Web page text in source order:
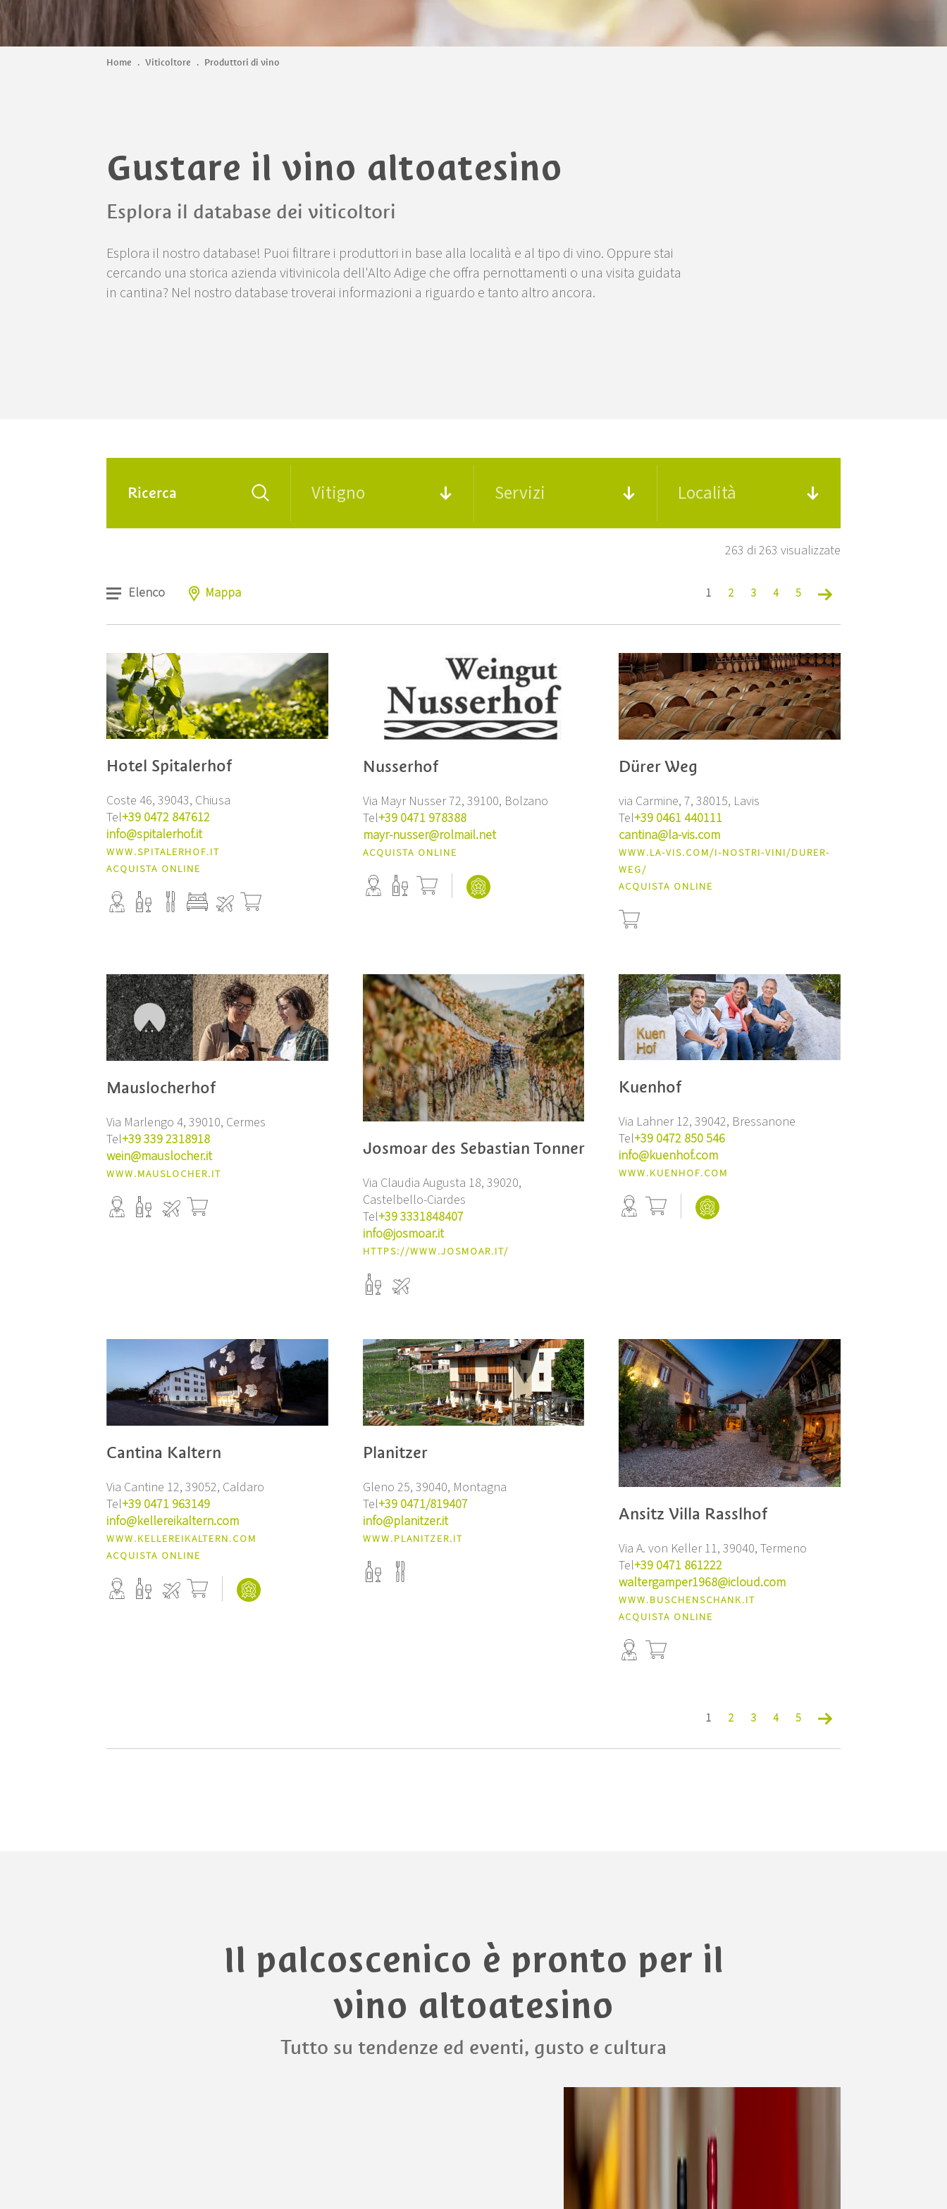
Home . Viticoltore . Produttori di vino
Gustare il vino altoatesino
Esplora il database dei viticoltori
Esplora il nostro database! Puoi filtrare i produttori in base alla località e al tipo di vino. Oppure stai
cercando una storica azienda vitivinicola dell'Alto Adige che offra pernottamenti o una visita guidata
in cantina? Nel nostro database troverai informazioni a riguardo e tanto altro ancora.
Vitigno Servizi Località
263 di 263 visualizzate
Elenco Mappa 1 2 3 4 5
Hotel Spitalerhof
Coste 46, 39043, Chiusa
Tel+39 0472 847612
info@spitalerhof.it
WWW.SPITALERHOF.IT
ACQUISTA ONLINE
Nusserhof
Via Mayr Nusser 72, 39100, Bolzano
Tel+39 0471 978388
mayr-nusser@rolmail.net
ACQUISTA ONLINE
Dürer Weg
via Carmine, 7, 38015, Lavis
Tel+39 0461 440111
cantina@la-vis.com
WWW.LA-VIS.COM/I-NOSTRI-VINI/DURER-
WEG/
ACQUISTA ONLINE
Mauslocherhof
Via Marlengo 4, 39010, Cermes
Tel+39 339 2318918
wein@mauslocher.it
WWW.MAUSLOCHER.IT
Josmoar des Sebastian Tonner
Via Claudia Augusta 18, 39020,
Castelbello-Ciardes
Tel+39 3331848407
info@josmoar.it
HTTPS://WWW.JOSMOAR.IT/
Kuenhof
Via Lahner 12, 39042, Bressanone
Tel+39 0472 850 546
info@kuenhof.com
WWW.KUENHOF.COM
Cantina Kaltern
Via Cantine 12, 39052, Caldaro
Tel+39 0471 963149
info@kellereikaltern.com
WWW.KELLEREIKALTERN.COM
ACQUISTA ONLINE
Planitzer
Gleno 25, 39040, Montagna
Tel+39 0471/819407
info@planitzer.it
WWW.PLANITZER.IT
Ansitz Villa Rasslhof
Via A. von Keller 11, 39040, Termeno
Tel+39 0471 861222
waltergamper1968@icloud.com
WWW.BUSCHENSCHANK.IT
ACQUISTA ONLINE
1 2 3 4 5
Il palcoscenico è pronto per il
vino altoatesino
Tutto su tendenze ed eventi, gusto e cultura